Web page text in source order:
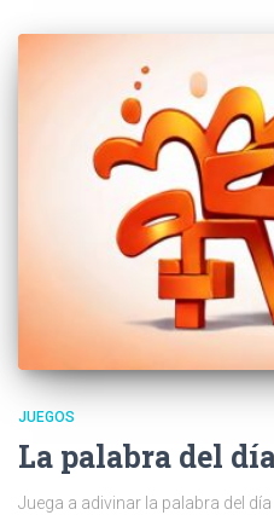
JUEGOS
La palabra del
Juega a adivinar la palabra del